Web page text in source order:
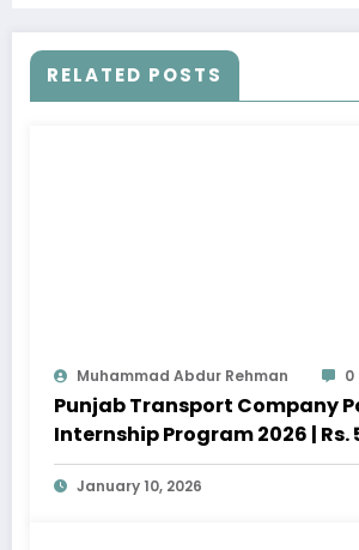
RELATED POSTS
Muhammad Abdur Rehman 0
Punjab Transport Company
Internship Program 2026 | Rs.
Stipend
January 10, 2026